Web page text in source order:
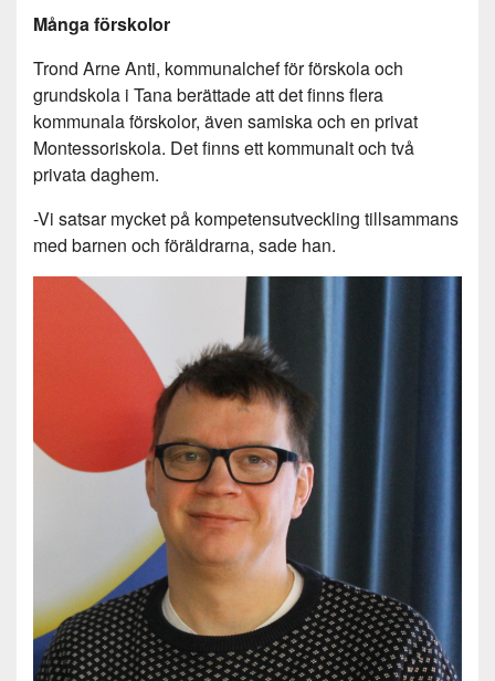
Många förskolor
Trond Arne Anti, kommunalchef för förskola och
grundskola i Tana berättade att det finns flera
kommunala förskolor, även samiska och en privat
Montessoriskola. Det finns ett kommunalt och två
privata daghem.
-Vi satsar mycket på kompetensutveckling tillsammans
med barnen och föräldrarna, sade han.